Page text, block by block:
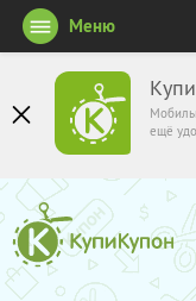
ещё
Меню